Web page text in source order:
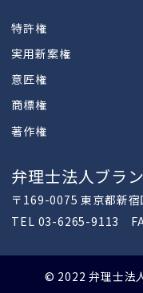
特許権
実用新案権
意匠権
商標権
著作権
弁理士法人ブラ
〒169-0075 東京都新
TEL 03-6265-9113
©️ 2022 弁理士法